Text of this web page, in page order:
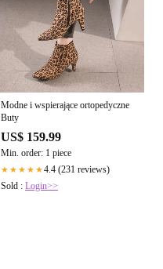
Modne i wspierające ortopedyczne
Buty
US$ 159.99
Min. order: 1 piece
★★★★★4.4 (231 reviews)
Sold : Login>>